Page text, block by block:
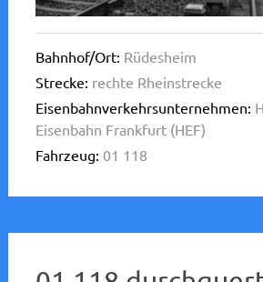
Bahnhof/Ort: Rüdesheim
Strecke: rechte Rheinstrecke
Eisenbahnverkehrsunternehmen:
Eisenbahn Frankfurt (HEF)
Fahrzeug: 01 118